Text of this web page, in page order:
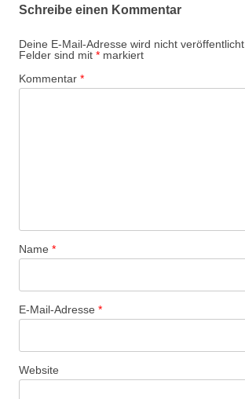
Schreibe einen Kommentar
Deine E-Mail-Adresse wird nicht veröffentlicht.
Felder sind mit * markiert
Kommentar *
Name *
E-Mail-Adresse *
Website